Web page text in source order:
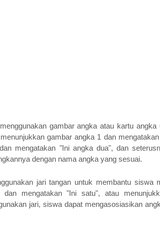
gambar angka atau kartu angka
gambar angka 1 dan
mengatakan "Ini angka dua", dan
dengan nama angka yang sesuai.
jari tangan untuk membantu siswa
mengatakan "Ini satu", atau
jari, siswa dapat mengasosiasikan